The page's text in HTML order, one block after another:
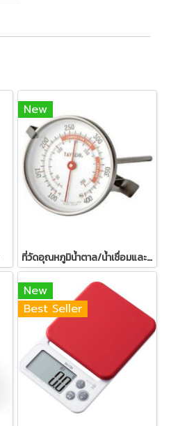
New
ที่วัดอุณหภูมิน้ำตาล/น้ำเชื่อมและของทอด - TAYLOR Candy/Deep Fry Thermometer
New
Best Seller